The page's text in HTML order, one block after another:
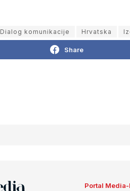
Dialog komunikacije Hrvatska
Share
Portal